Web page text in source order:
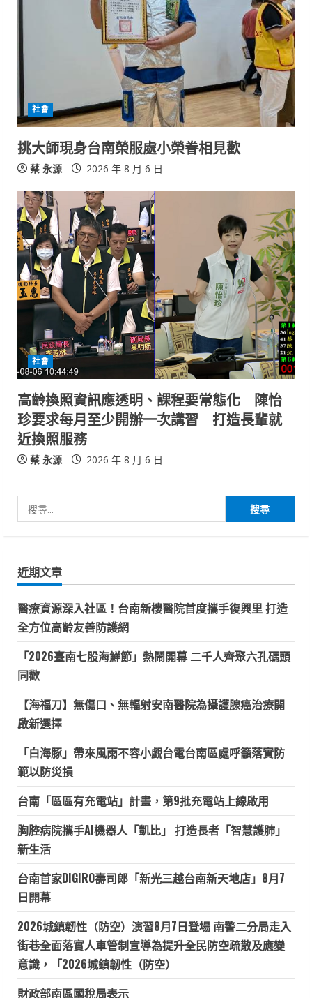
社會
挑大師現身台南榮服處小榮眷相見歡
蔡 永源 2026 年 8 月 6 日
社會
高齡換照資訊應透明、課程要常態化 陳怡
珍要求每月至少開辦一次講習 打造長輩就
近換照服務
蔡 永源 2026 年 8 月 6 日
尋
字:
近期文章
醫療資源深入社區！台南新樓醫院首度攜手復興里 打造
全方位高齡友善防護網
「2026臺南七股海鮮節」熱鬧開幕 二千人齊聚六孔碼頭
同歡
【海福刀】無傷口、無輻射安南醫院為攝護腺癌治療開
啟新選擇
「白海豚」帶來風雨不容小覷台電台南區處呼籲落實防
範以防災損
台南「區區有充電站」計畫，第9批充電站上線啟用
胸腔病院攜手AI機器人「凱比」 打造長者「智慧護肺」
新生活
台南首家DIGIRO壽司郎「新光三越台南新天地店」8月7
日開幕
2026城鎮韌性（防空）演習8月7日登場 南警二分局走入
街巷全面落實人車管制宣導為提升全民防空疏散及應變
意識，「2026城鎮韌性（防空）
財政部南區國稅局表示